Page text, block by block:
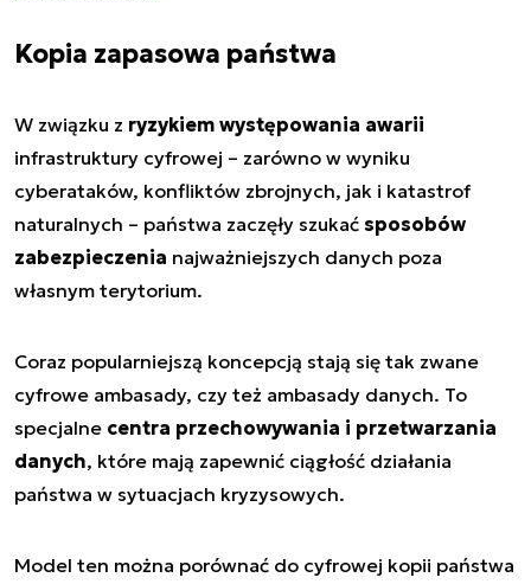
Kopia zapasowa państwa
W związku z ryzykiem występowania awarii
infrastruktury cyfrowej – zarówno w wyniku
cyberataków, konfliktów zbrojnych, jak i katastrof
naturalnych – państwa zaczęły szukać sposobów
zabezpieczenia najważniejszych danych poza
własnym terytorium.
Coraz popularniejszą koncepcją stają się tak zwane
cyfrowe ambasady, czy też ambasady danych. To
specjalne centra przechowywania i przetwarzania
danych, które mają zapewnić ciągłość działania
państwa w sytuacjach kryzysowych.
Model ten można porównać do cyfrowej kopii państwa